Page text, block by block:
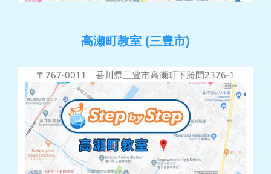
高瀬町教室 (三豊市)
〒767-0011 香川県三豊市高瀬町下勝間2376-1